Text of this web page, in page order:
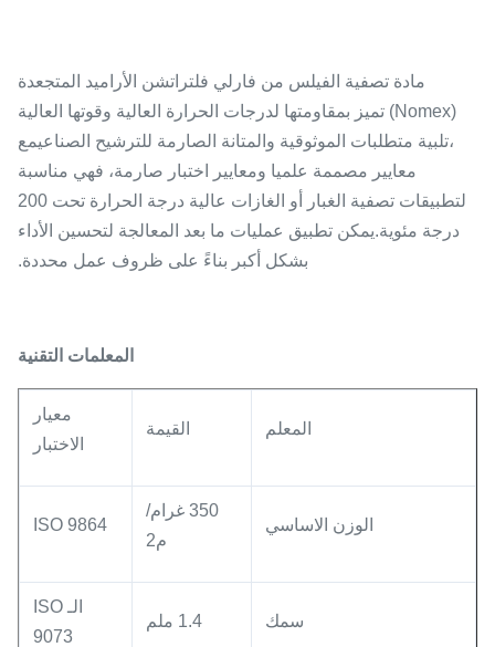
مادة تصفية الفيلس من فارلي فلتراتشن الأراميد المتجعدة
(Nomex) تميز بمقاومتها لدرجات الحرارة العالية وقوتها العالية
،تلبية متطلبات الموثوقية والمتانة الصارمة للترشيح الصناعيمع
معايير مصممة علميا ومعايير اختبار صارمة، فهي مناسبة
لتطبيقات تصفية الغبار أو الغازات عالية درجة الحرارة تحت 200
درجة مئوية.يمكن تطبيق عمليات ما بعد المعالجة لتحسين الأداء
بشكل أكبر بناءً على ظروف عمل محددة.
المعلمات التقنية
المعلم القيمة
معيار
الاختبار
الوزن الاساسي
350 غرام/
م2
ISO 9864
سمك 1.4 ملم
الـ ISO
9073